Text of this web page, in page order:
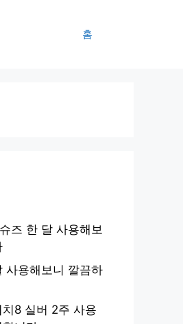
홈
즈 한 달 사용해보
사용해보니 깔끔하
8 실버 2주 사용